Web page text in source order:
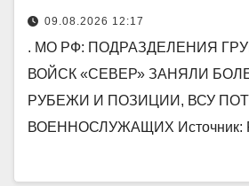
09.08.2026 12:17
. МО РФ: ПОДРАЗДЕЛЕНИЯ
ВОЙСК «СЕВЕР» ЗАНЯЛИ
РУБЕЖИ И ПОЗИЦИИ, ВСУ
ВОЕННОСЛУЖАЩИХ Источник: